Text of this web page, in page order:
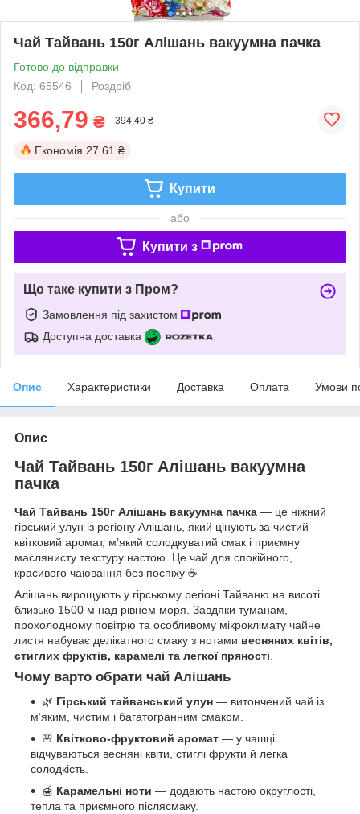
Чай Тайвань 150г Алішань вакуумна пачка
Готово до відправки
Код: 65546
Роздріб
366,79 ₴ 394,40 ₴
Економія 27.61 ₴
Купити
або
Купити з
Що таке купити з Пром?
Замовлення під захистом
Доступна доставка
Опис Характеристики Доставка Оплата Умови
Опис
Чай Тайвань 150г Алішань вакуумна
пачка
Чай Тайвань 150г Алішань вакуумна пачка — це ніжний
гірський улун із регіону Алішань, який цінують за чистий
квітковий аромат, м’який солодкуватий смак і приємну
маслянисту текстуру настою. Це чай для спокійного,
красивого чаювання без поспіху ☕
Алішань вирощують у гірському регіоні Тайваню на висоті
близько 1500 м над рівнем моря. Завдяки туманам,
прохолодному повітрю та особливому мікроклімату чайне
листя набуває делікатного смаку з нотами весняних квітів,
стиглих фруктів, карамелі та легкої пряності.
Чому варто обрати чай Алішань
🌿 Гірський тайванський улун — витончений чай із
м’яким, чистим і багатогранним смаком.
🌸 Квітково-фруктовий аромат — у чашці
відчуваються весняні квіти, стиглі фрукти й легка
солодкість.
🍯 Карамельні ноти — додають настою округлості,
тепла та приємного післясмаку.